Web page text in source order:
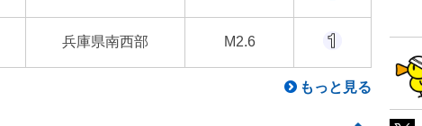
兵庫県南西部 M2.6
もっと見る